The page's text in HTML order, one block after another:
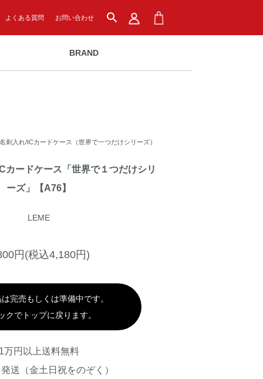
よくある質問 お問い合わせ search
BRAND
名刺入れ/ICカードケース（世界で一つだけシリーズ）
カードケース「世界で１つだけシリ
ーズ」【A76】
LEME
円(税込4,180円)
完売もしくは準備中です。
クでトップに戻ります。
1万円以上送料無料
送（金土日祝をのぞく）